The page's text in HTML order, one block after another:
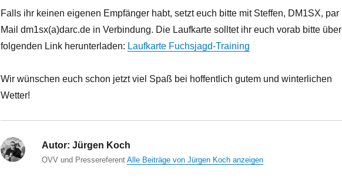
Falls ihr keinen eigenen Empfänger habt, setzt euch bitte mit Steffen, DM1SX, par
Mail dm1sx(a)darc.de in Verbindung. Die Laufkarte solltet ihr euch vorab bitte über
folgenden Link herunterladen: Laufkarte Fuchsjagd-Training
Wir wünschen euch schon jetzt viel Spaß bei hoffentlich gutem und winterlichen
Wetter!
Autor: Jürgen Koch
OVV und Pressereferent Alle Beiträge von Jürgen Koch anzeigen